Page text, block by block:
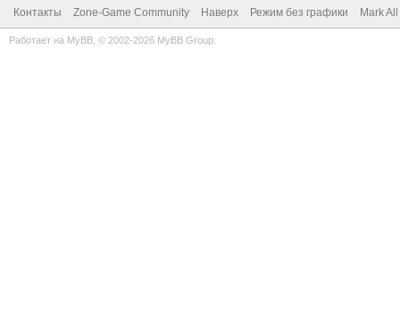
Контакты Zone-Game Community Наверх Режим без графики Mark
Работает на MyBB , © 2002-2026 MyBB Group